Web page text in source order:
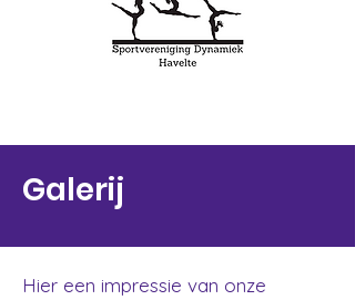
Galerij
Hier een impressie van onze